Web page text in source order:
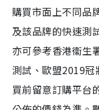
購買市面上不同品
及該品牌的快速測
亦可參考香港衞生
測試、歐盟2019冠
買前留意訂購平台